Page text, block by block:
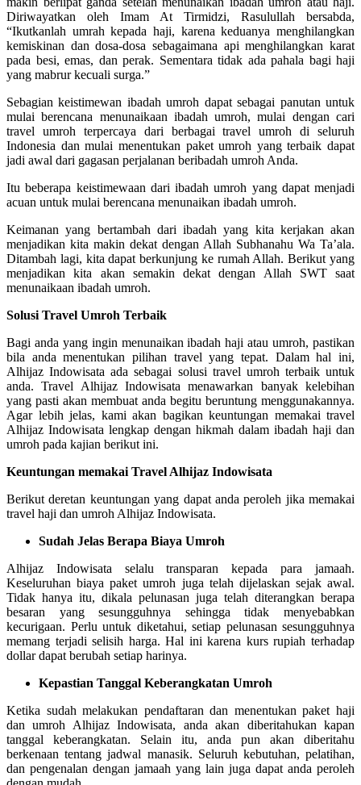
Diriwayatkan oleh Imam At Tirmidzi, Rasulullah bersabda,
“Ikutkanlah umrah kepada haji, karena keduanya menghilangkan
kemiskinan dan dosa-dosa sebagaimana api menghilangkan karat
pada besi, emas, dan perak. Sementara tidak ada pahala bagi haji
yang mabrur kecuali surga.”
Sebagian keistimewan ibadah umroh dapat sebagai panutan untuk
mulai berencana menunaikaan ibadah umroh, mulai dengan cari
travel umroh terpercaya dari berbagai travel umroh di seluruh
Indonesia dan mulai menentukan paket umroh yang terbaik dapat
jadi awal dari gagasan perjalanan beribadah umroh Anda.
Itu beberapa keistimewaan dari ibadah umroh yang dapat menjadi
acuan untuk mulai berencana menunaikan ibadah umroh.
Keimanan yang bertambah dari ibadah yang kita kerjakan akan
menjadikan kita makin dekat dengan Allah Subhanahu Wa Ta’ala.
Ditambah lagi, kita dapat berkunjung ke rumah Allah. Berikut yang
menjadikan kita akan semakin dekat dengan Allah SWT saat
menunaikaan ibadah umroh.
Solusi Travel Umroh Terbaik
Bagi anda yang ingin menunaikan ibadah haji atau umroh, pastikan
bila anda menentukan pilihan travel yang tepat. Dalam hal ini,
Alhijaz Indowisata ada sebagai solusi travel umroh terbaik untuk
anda. Travel Alhijaz Indowisata menawarkan banyak kelebihan
yang pasti akan membuat anda begitu beruntung menggunakannya.
Agar lebih jelas, kami akan bagikan keuntungan memakai travel
Alhijaz Indowisata lengkap dengan hikmah dalam ibadah haji dan
umroh pada kajian berikut ini.
Keuntungan memakai Travel Alhijaz Indowisata
Berikut deretan keuntungan yang dapat anda peroleh jika memakai
travel haji dan umroh Alhijaz Indowisata.
Sudah Jelas Berapa Biaya Umroh
Alhijaz Indowisata selalu transparan kepada para jamaah.
Keseluruhan biaya paket umroh juga telah dijelaskan sejak awal.
Tidak hanya itu, dikala pelunasan juga telah diterangkan berapa
besaran yang sesungguhnya sehingga tidak menyebabkan
kecurigaan. Perlu untuk diketahui, setiap pelunasan sesungguhnya
memang terjadi selisih harga. Hal ini karena kurs rupiah terhadap
dollar dapat berubah setiap harinya.
Kepastian Tanggal Keberangkatan Umroh
Ketika sudah melakukan pendaftaran dan menentukan paket haji
dan umroh Alhijaz Indowisata, anda akan diberitahukan kapan
tanggal keberangkatan. Selain itu, anda pun akan diberitahu
berkenaan tentang jadwal manasik. Seluruh kebutuhan, pelatihan,
dan pengenalan dengan jamaah yang lain juga dapat anda peroleh